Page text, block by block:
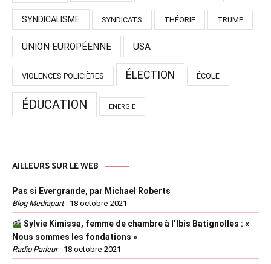
SYNDICALISME SYNDICATS THÉORIE TRUMP
UNION EUROPÉENNE USA
VIOLENCES POLICIÈRES ÉLECTION ÉCOLE
ÉDUCATION ÉNERGIE
AILLEURS SUR LE WEB
Pas si Evergrande, par Michael Roberts
Blog Mediapart- 18 octobre 2021
Sylvie Kimissa, femme de chambre à l’Ibis Batignolles : «
Nous sommes les fondations »
Radio Parleur- 18 octobre 2021